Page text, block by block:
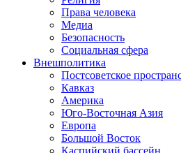
Права человека
Медиа
Безопасность
Социальная сфера
Внешполитика
Постсоветское
Кавказ
Америка
Юго-Восточная Азия
Европа
Большой Восток
Каспийский бассейн